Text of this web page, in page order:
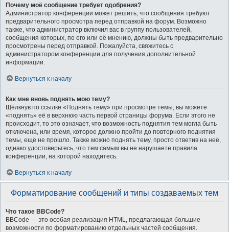
Почему моё сообщение требует одобрения?
Администратор конференции может решить, что сообщения требуют
предварительного просмотра перед отправкой на форум. Возможно
также, что администратор включил вас в группу пользователей,
сообщения которых, по его или её мнению, должны быть предварительно
просмотрены перед отправкой. Пожалуйста, свяжитесь с
администратором конференции для получения дополнительной
информации.
Вернуться к началу
Как мне вновь поднять мою тему?
Щёлкнув по ссылке «Поднять тему» при просмотре темы, вы можете
«поднять» её в верхнюю часть первой страницы форума. Если этого не
происходит, то это означает, что возможность поднятия тем могла быть
отключена, или время, которое должно пройти до повторного поднятия
темы, ещё не прошло. Также можно поднять тему, просто ответив на неё,
однако удостоверьтесь, что тем самым вы не нарушаете правила
конференции, на которой находитесь.
Вернуться к началу
Форматирование сообщений и типы создаваемых тем
Что такое BBCode?
BBCode — это особая реализация HTML, предлагающая большие
возможности по форматированию отдельных частей сообщения.